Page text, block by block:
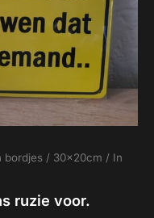
bordjes / 30x20cm / In
ruzie voor.